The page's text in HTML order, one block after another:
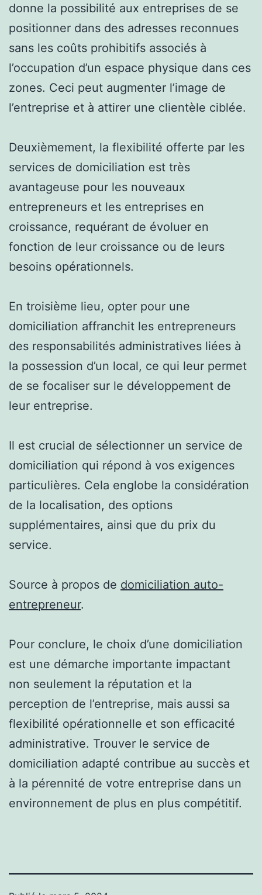
donne la possibilité aux entreprises de se
positionner dans des adresses reconnues
sans les coûts prohibitifs associés à
l’occupation d’un espace physique dans ces
zones. Ceci peut augmenter l’image de
l’entreprise et à attirer une clientèle ciblée.
Deuxièmement, la flexibilité offerte par les
services de domiciliation est très
avantageuse pour les nouveaux
entrepreneurs et les entreprises en
croissance, requérant de évoluer en
fonction de leur croissance ou de leurs
besoins opérationnels.
En troisième lieu, opter pour une
domiciliation affranchit les entrepreneurs
des responsabilités administratives liées à
la possession d’un local, ce qui leur permet
de se focaliser sur le développement de
leur entreprise.
Il est crucial de sélectionner un service de
domiciliation qui répond à vos exigences
particulières. Cela englobe la considération
de la localisation, des options
supplémentaires, ainsi que du prix du
service.
Source à propos de domiciliation auto-
entrepreneur.
Pour conclure, le choix d’une domiciliation
est une démarche importante impactant
non seulement la réputation et la
perception de l’entreprise, mais aussi sa
flexibilité opérationnelle et son efficacité
administrative. Trouver le service de
domiciliation adapté contribue au succès et
à la pérennité de votre entreprise dans un
environnement de plus en plus compétitif.